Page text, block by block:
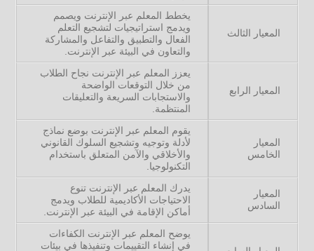
المعيار الثالث
يخطط المعلم عبر الإنترنت ويصمم
ويدمج استراتيجيات لتشجيع التعلم
الفعال والتطبيق والتفاعل والمشاركة
والتعاون في البيئة عبر الإنترنت.
المعيار الرابع
يعزز المعلم عبر الإنترنت نجاح الطلاب
من خلال التوقعات الواضحة
والاستجابات السريعة والتعليقات
المنتظمة.
المعيار
الخامس
يقوم المعلم عبر الإنترنت بوضع نماذج
لأدلة وتوجيه وتشجيع السلوك القانوني
والأخلاقي والآمن المتعلق باستخدام
التكنولوجيا.
المعيار
السادس
يدرك المعلم عبر الإنترنت تنوع
الاحتياجات الأكاديمية للطلاب ويدمج
أماكن الإقامة في البيئة عبر الإنترنت.
يوضح المعلم عبر الإنترنت الكفاءات
في إنشاء التقييمات وتنفيذها في بيئات